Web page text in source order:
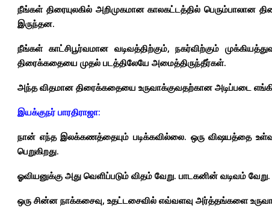
நீங்கள் திரையுலகில் அறிமுகமான காலகட்டத்தில் பெரும்பாலான
இருந்தன.
நீங்கள் காட்சிபூர்வமான வடிவத்திற்கும், நகர்விற்கும்
திரைக்கதையை முதல் படத்திலேயே அமைத்திருந்தீர்கள்.
அந்த விதமான திரைக்கதையை உருவாக்குவதற்கான அடிப்படை
இயக்குநர் பாரதிராஜா:
நான் எந்த இலக்கணத்தையும் படிக்கவில்லை. ஒரு விஷயத்தை
பெறுகிறது.
ஓவியனுக்கு அது வெளிப்படும் விதம் வேறு. பாடகனின் வடிவம்
ஒரு சின்ன நாக்கசைவு, உதட்டசைவில் எவ்வளவு அர்த்தங்களை